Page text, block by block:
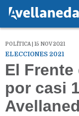
POLÍTICA | 15 NOV 2021
ELECCIONES 2021
El
por casi